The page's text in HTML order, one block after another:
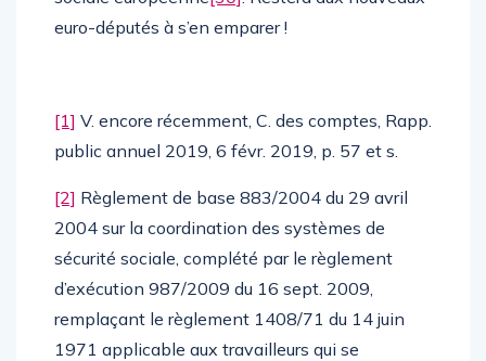
euro-députés à s’en emparer !
[1] V. encore récemment, C. des comptes, Rapp.
public annuel 2019, 6 févr. 2019, p. 57 et s.
[2] Règlement de base 883/2004 du 29 avril
2004 sur la coordination des systèmes de
sécurité sociale, complété par le règlement
d’exécution 987/2009 du 16 sept. 2009,
remplaçant le règlement 1408/71 du 14 juin
1971 applicable aux travailleurs qui se